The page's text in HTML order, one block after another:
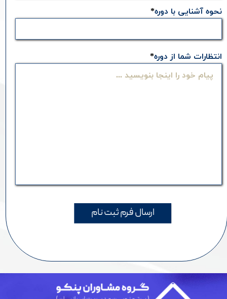
ارسال فرم ثبت نام
نحوه آشنایی با دوره
انتظارات شما از دوره